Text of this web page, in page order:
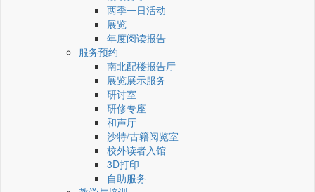
两季一日活动
展览
年度阅读报告
服务预约
南北配楼报告厅
展览展示服务
研讨室
研修专座
和声厅
沙特/古籍阅览室
校外读者入馆
3D打印
自助服务